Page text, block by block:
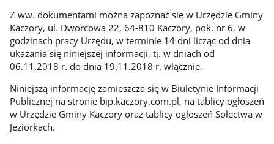
Z ww. dokumentami można zapoznać się w Urzędzie Gminy
Kaczory, ul. Dworcowa 22, 64-810 Kaczory, pok. nr 6, w
godzinach pracy Urzędu, w terminie 14 dni licząc od dnia
ukazania się niniejszej informacji, tj. w dniach od
06.11.2018 r. do dnia 19.11.2018 r. włącznie.
Niniejszą informację zamieszcza się w Biuletynie Informacji
Publicznej na stronie bip.kaczory.com.pl, na tablicy ogłoszeń
w Urzędzie Gminy Kaczory oraz tablicy ogłoszeń Sołectwa w
Jeziorkach.